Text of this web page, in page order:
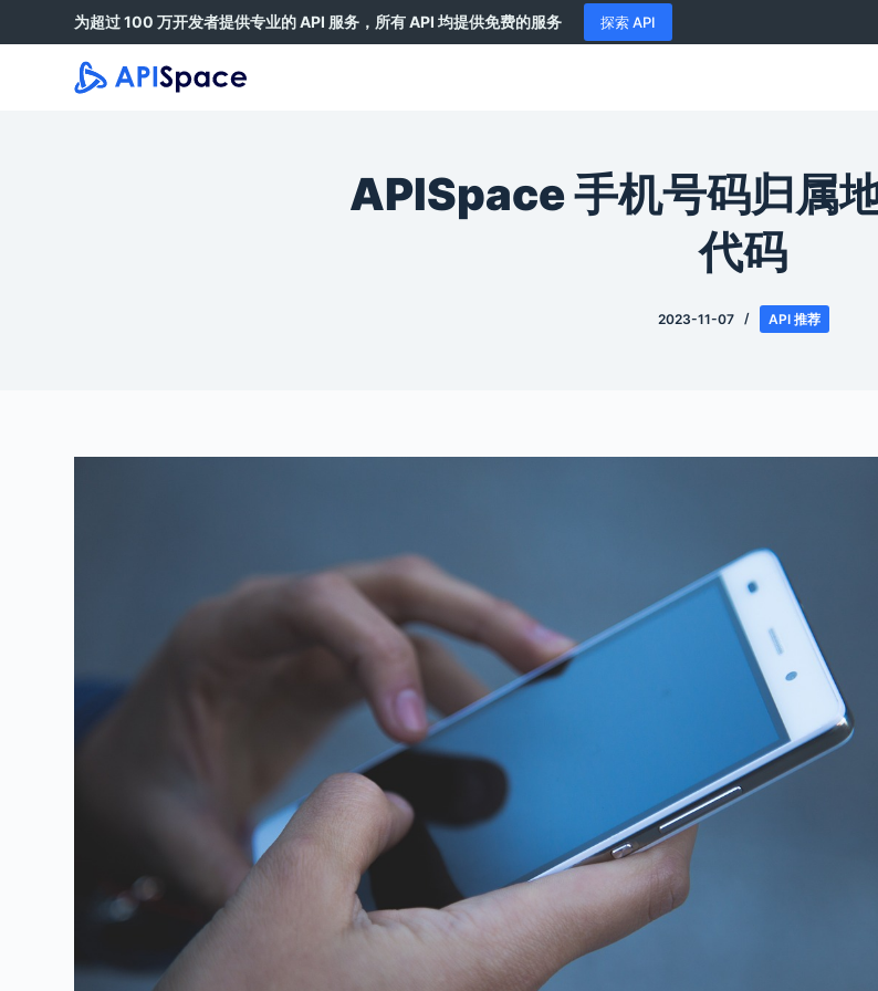
为超过 100 万开发者提供专业的 API 服务，所有 API 均提供免费的服务 探索 API
APISpace 手机号码归属
代码
2023-11-07 API 推荐